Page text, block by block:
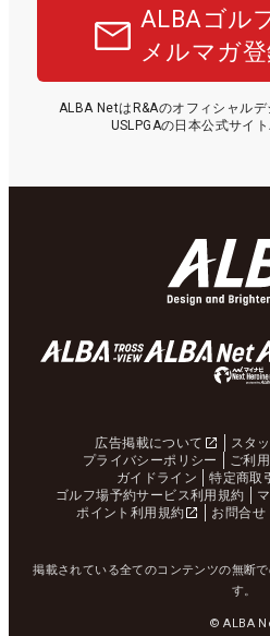
ALBAゴル
メルマガ
ALBA NetはR&Aのオフィシャル
USLPGAの日本公式サイ
広告掲載について スタ
プライバシーポリシー
ご利
ガイドライン
特定商取
ゴルフ場予約サービス利用規約
ポイント利用規約
お問合せ
掲載されている全てのコンテンツの無断
す。
© ALBA